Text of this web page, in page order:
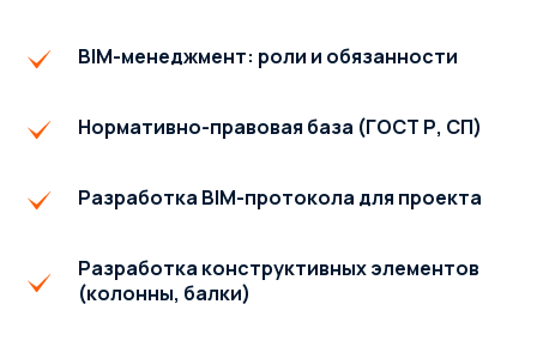
BIM-менеджмент: роли и обязанности
Нормативно-правовая база (ГОСТ Р, СП)
Разработка BIM-протокола для проекта
Разработка конструктивных элементов
(колонны, балки)